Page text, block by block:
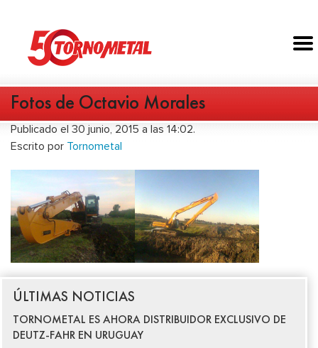
Fotos de Octavio Morales
Publicado el 30 junio, 2015 a las 14:02.
Escrito por Tornometal
ÚLTIMAS NOTICIAS
TORNOMETAL ES AHORA DISTRIBUIDOR EXCLUSIVO DE
DEUTZ-FAHR EN URUGUAY